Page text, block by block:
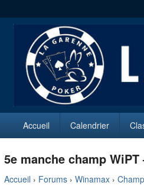
La Garenne
Club de Poker de La Garenne
principalAccueil Calendrier
5e manche champ
Accueil › Forums › Winamax ›